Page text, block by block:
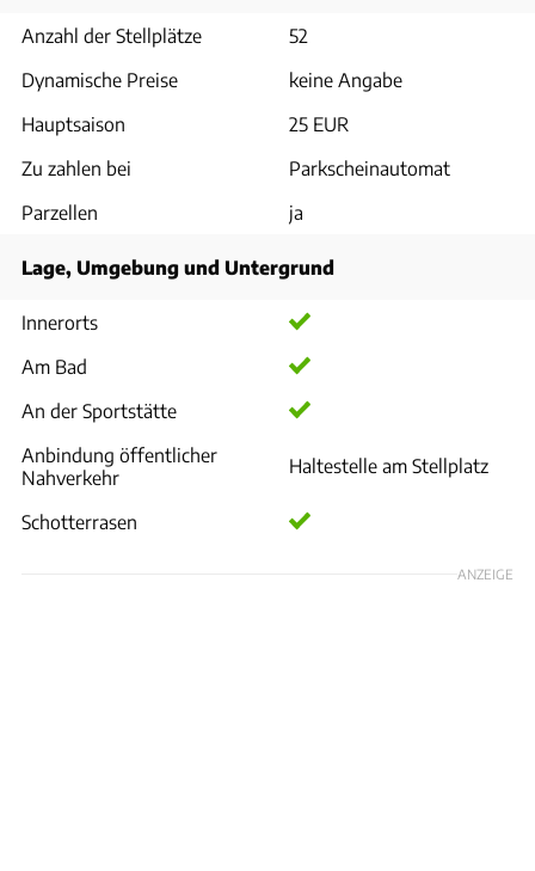
Anzahl der Stellplätze
52
Dynamische Preise
keine Angabe
Hauptsaison
25 EUR
Zu zahlen bei
Parkscheinautomat
Parzellen
ja
Lage, Umgebung und Untergrund
Innerorts
Am Bad
An der Sportstätte
Anbindung öffentlicher
Nahverkehr
Haltestelle am Stellplatz
Schotterrasen
ANZEIGE